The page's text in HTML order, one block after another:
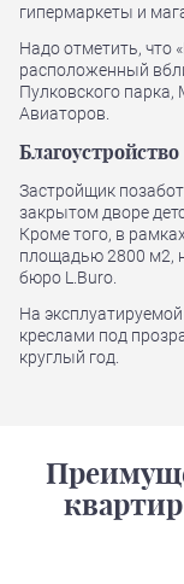
гипермаркеты и
Надо отметить, что
расположенный
Пулковского
Авиаторов.
Благоустройство
Застройщик
закрытом дворе
Кроме того, в
площадью 2800 м2,
бюро L.Buro.
На
креслами под
круглый год.